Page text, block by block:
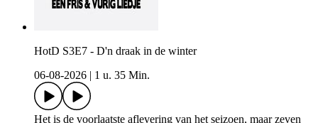
HotD S3E7 - D'n draak in de winter
06-08-2026
1 u. 35 Min.
Het is de voorlaatste aflevering van het seizoen, maar zeven